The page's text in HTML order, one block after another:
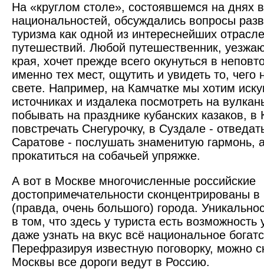
На «круглом столе», состоявшемся на днях
национальностей, обсуждались вопросы
туризма как одной из интереснейших
путешествий. Любой путешест­венник,
края, хочет прежде всего окунуться в
именно тех мест, ощутить и увидеть то, чего
свете. Например, на Камчатке мы хотим
источниках и издалека посмотреть на
побывать на празднике кубанских казаков, в
повстречать Снегурочку, в Суздале -
Саратове - послушать знаменитую гармонь,
прокатиться на собачьей упряжке.
А вот в Москве многочисленные российские
достопримечательности сконцентрированы
(правда, очень большого) города.
в том, что здесь у туриста есть
даже узнать на вкус всё национальное
Перефразируя известную поговорку, можно
Москвы все дороги ведут в Россию.